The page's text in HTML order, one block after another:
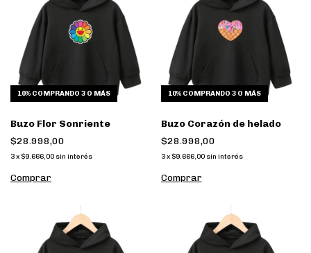
10% COMPRANDO 3 O MÁS
Buzo Flor Sonriente
$28.998,00
3x $9.666,00 sin interés
Comprar
10% COMPRANDO 3 O MÁS
Buzo Corazón de helado
$28.998,00
3 x $9.666,00 sin interés
Comprar